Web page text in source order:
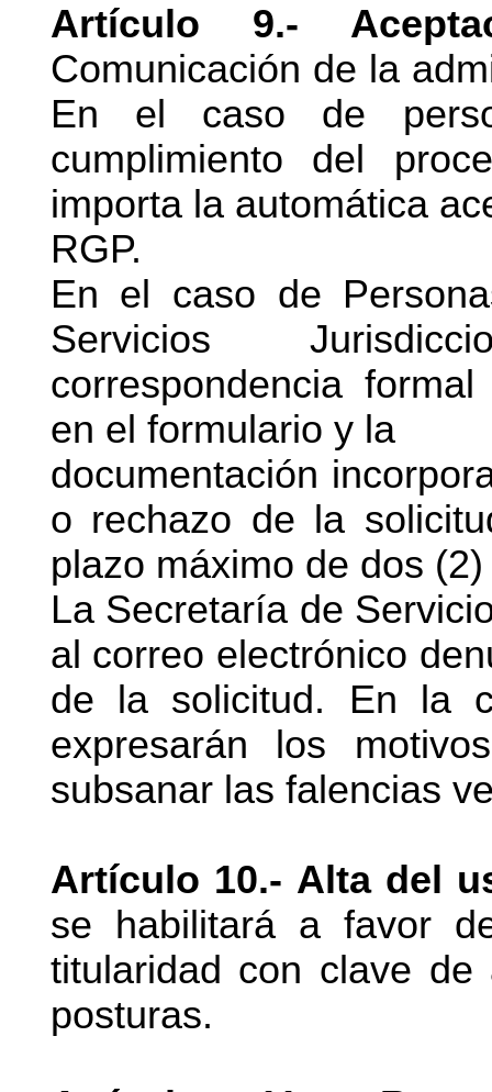
Artículo 9.-
Comunicación de la
En el caso de
cumplimiento del
importa la automática
RGP.
En el caso de
Servicios
correspondencia
en el formulario y la
documentación
o rechazo de la
plazo máximo de dos
La Secretaría de
al correo electrónico
de la solicitud. En la
expresarán los
subsanar las falencias
Artículo 10.- Alta del
se habilitará a favor
titularidad con clave
posturas.